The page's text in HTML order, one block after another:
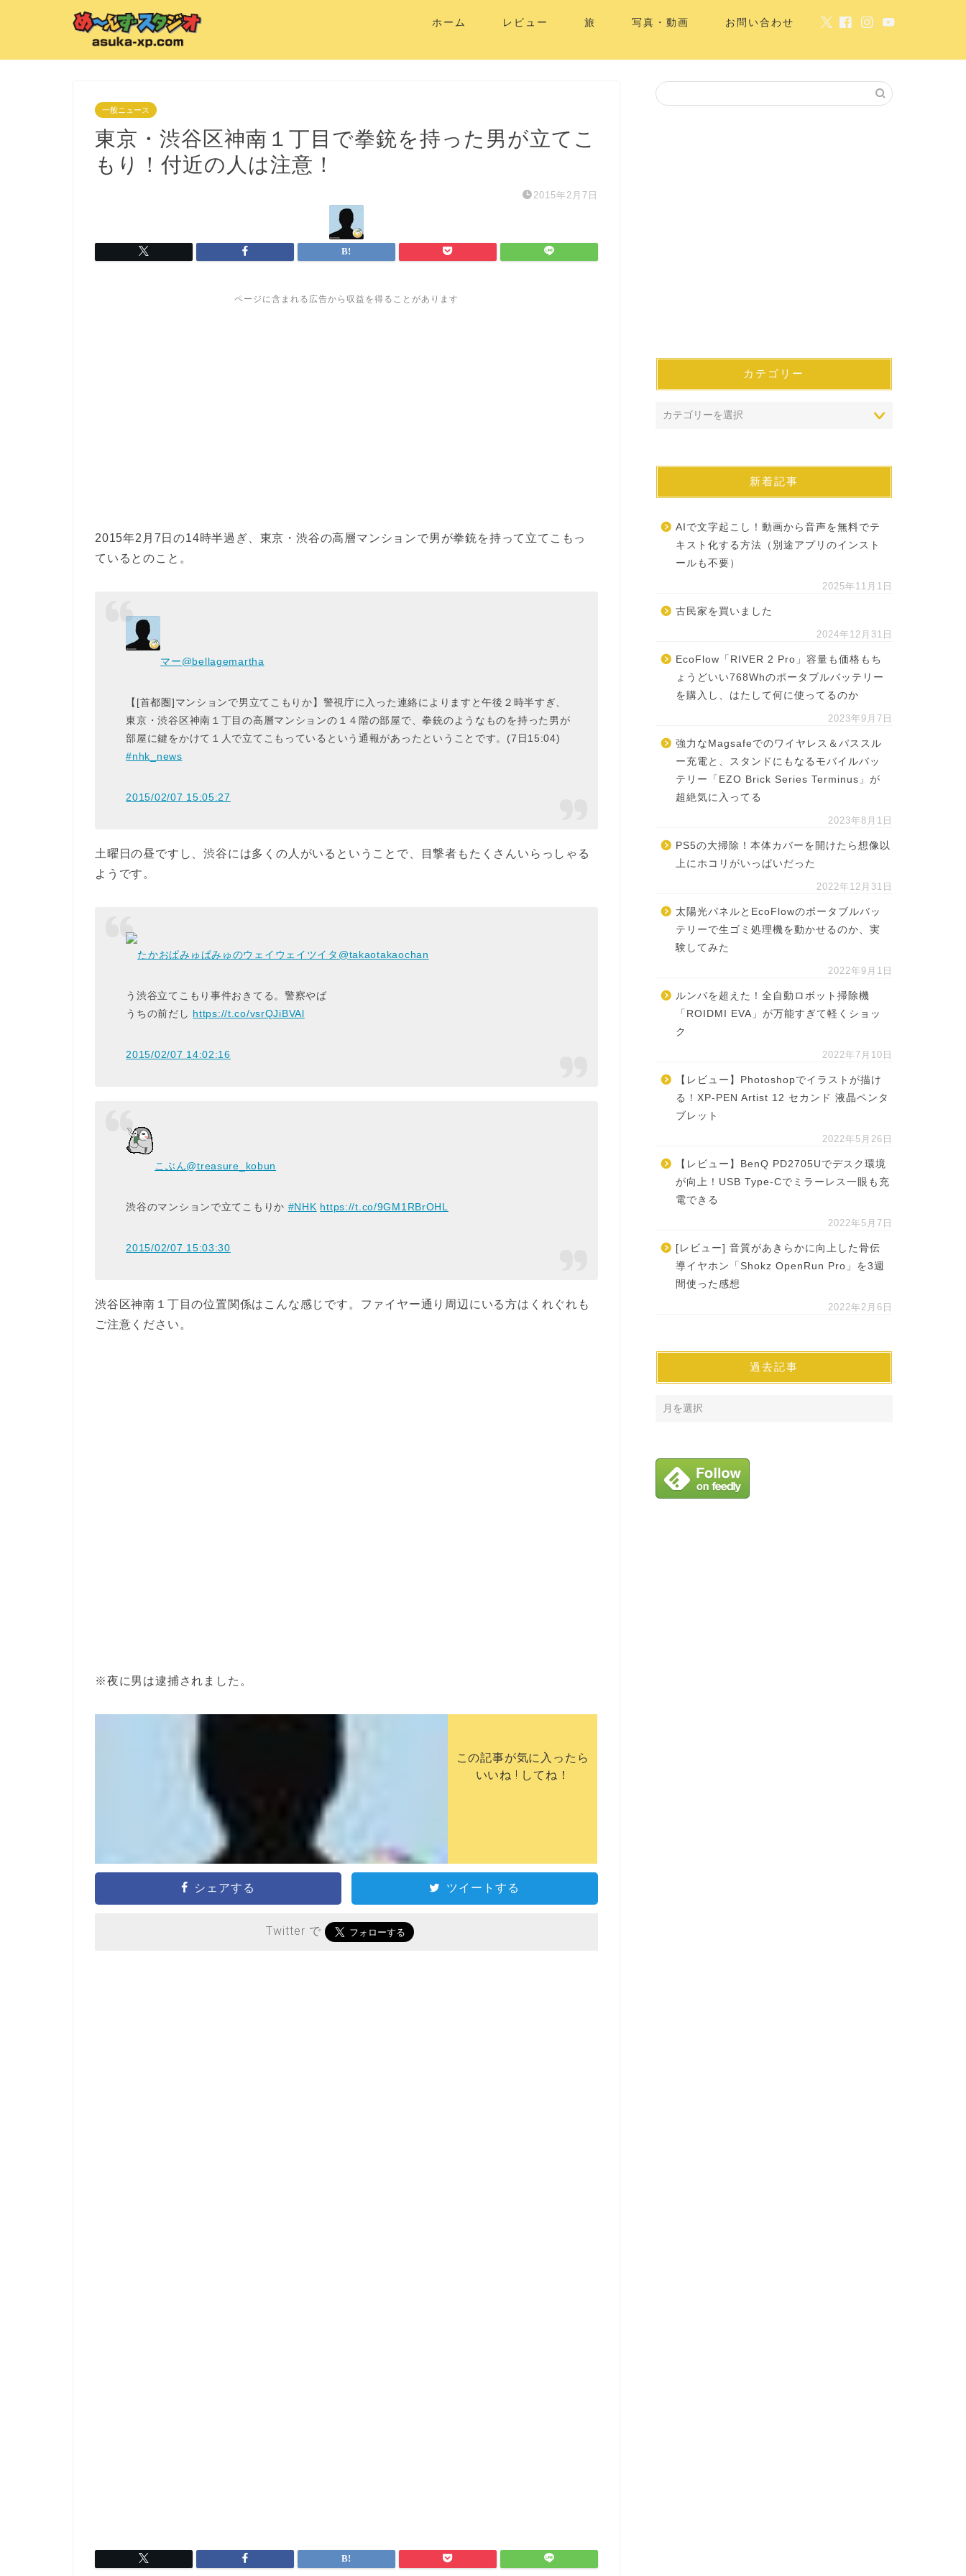
ホーム レビュー 旅 写真・動画 お問い合わせ
一般ニュース
東京・渋谷区神南１丁目で拳銃を持った男が立てこ
もり！付近の人は注意！
2015年2月7日
ページに含まれる広告から収益を得ることがあります
2015年2月7日の14時半過ぎ、東京・渋谷の高層マンションで男が拳銃を持って立てこもっ
ているとのこと。
マー@bellagemartha
【[首都圏]マンションで男立てこもりか】警視庁に入った連絡によりますと午後２時半すぎ、
東京・渋谷区神南１丁目の高層マンションの１４階の部屋で、拳銃のようなものを持った男が
部屋に鍵をかけて１人で立てこもっているという通報があったということです。(7日15:04)
#nhk_news
2015/02/07 15:05:27
土曜日の昼ですし、渋谷には多くの人がいるということで、目撃者もたくさんいらっしゃる
ようです。
たかおぱみゅぱみゅのウェイウェイツイタ @takaotakaochan
う渋谷立てこもり事件おきてる。警察やば
うちの前だし https://t.co/vsrQJiBVAl
2015/02/07 14:02:16
こぶん@treasure_kobun
渋谷のマンションで立てこもりか #NHK https://t.co/9GM1RBrOHL
2015/02/07 15:03:30
渋谷区神南１丁目の位置関係はこんな感じです。ファイヤー通り周辺にいる方はくれぐれも
ご注意ください。
※夜に男は逮捕されました。
この記事が気に入ったら
いいね ! してね！
シェアする ツイートする
Twitter で
カテゴリー
新着記事
AIで文字起こし！動画から音声を無料でテ
キスト化する方法（別途アプリのインスト
ールも不要）
2025年11月1日
古民家を買いました
2024年12月31日
EcoFlow「RIVER 2 Pro」容量も価格もち
ょうどいい768Whのポータブルバッテリー
を購入し、はたして何に使ってるのか
2023年9月7日
強力なMagsafeでのワイヤレス＆パススル
ー充電と、スタンドにもなるモバイルバッ
テリー「EZO Brick Series Terminus」が
超絶気に入ってる
2023年8月1日
PS5の大掃除！本体カバーを開けたら想像以
上にホコリがいっぱいだった
2022年12月31日
太陽光パネルとEcoFlowのポータブルバッ
テリーで生ゴミ処理機を動かせるのか、実
験してみた
2022年9月1日
ルンバを超えた！全自動ロボット掃除機
「ROIDMI EVA」が万能すぎて軽くショッ
ク
2022年7月10日
【レビュー】Photoshopでイラストが描け
る！XP-PEN Artist 12 セカンド 液晶ペンタ
ブレット
2022年5月26日
【レビュー】BenQ PD2705Uでデスク環境
が向上！USB Type-Cでミラーレス一眼も充
電できる
2022年5月7日
[レビュー] 音質があきらかに向上した骨伝
導イヤホン「Shokz OpenRun Pro」を3週
間使った感想
2022年2月6日
過去記事